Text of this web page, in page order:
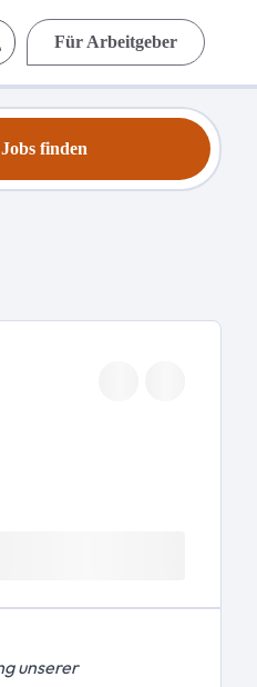
Für Arbeitgeber
Jobs finden